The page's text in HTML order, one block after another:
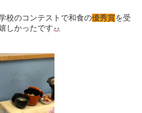
校のコンテストで和食の優秀賞を受
しかったです